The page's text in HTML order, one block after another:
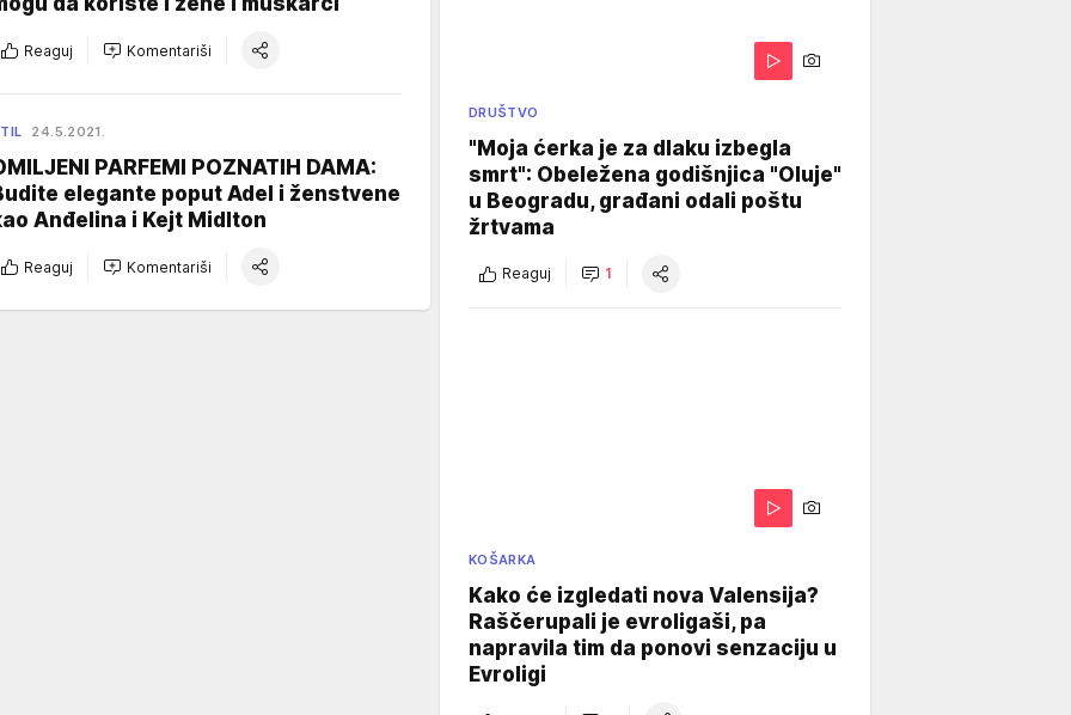
Reaguj Komentariši
24.5.2021.
PARFEMI POZNATIH DAMA:
elegante poput Adel i ženstvene
Anđelina i Kejt Midlton
Reaguj Komentariši
DRUŠTVO
"Moja ćerka je za dlaku izbegla
smrt": Obeležena godišnjica "Oluje"
u Beogradu, građani odali poštu
žrtvama
Reaguj 1
KOŠARKA
Kako će izgledati nova Valensija?
Raščerupali je evroligaši, pa
napravila tim da ponovi senzaciju u
Evroligi